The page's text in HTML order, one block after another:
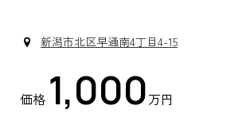
新潟市北区早通南4丁目4-15
価格 1,000万円